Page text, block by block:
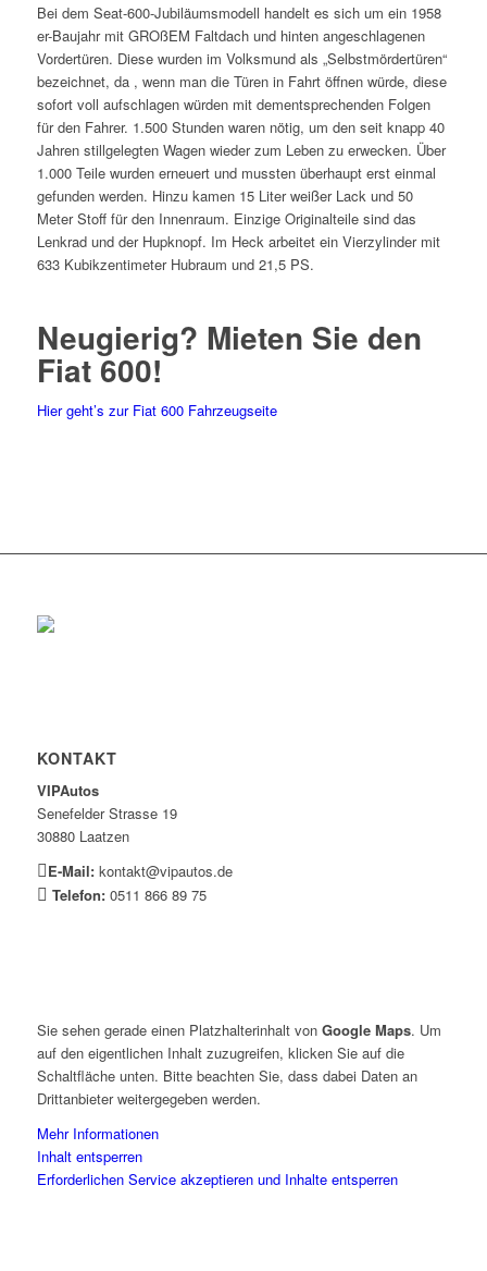
Bei dem Seat-600-Jubiläumsmodell handelt es sich um ein 1958
er-Baujahr mit GROßEM Faltdach und hinten angeschlagenen
Vordertüren. Diese wurden im Volksmund als „Selbstmördertüren“
bezeichnet, da , wenn man die Türen in Fahrt öffnen würde, diese
sofort voll aufschlagen würden mit dementsprechenden Folgen
für den Fahrer. 1.500 Stunden waren nötig, um den seit knapp 40
Jahren stillgelegten Wagen wieder zum Leben zu erwecken. Über
1.000 Teile wurden erneuert und mussten überhaupt erst einmal
gefunden werden. Hinzu kamen 15 Liter weißer Lack und 50
Meter Stoff für den Innenraum. Einzige Originalteile sind das
Lenkrad und der Hupknopf. Im Heck arbeitet ein Vierzylinder mit
633 Kubikzentimeter Hubraum und 21,5 PS.
Neugierig? Mieten Sie den
Fiat 600!
Hier geht’s zur Fiat 600 Fahrzeugseite
KONTAKT
VIPAutos
Senefelder Strasse 19
30880 Laatzen
E-Mail:kontakt@vipautos.de
Telefon:0511 866 89 75
Sie sehen gerade einen Platzhalterinhalt von Google Maps. Um
auf den eigentlichen Inhalt zuzugreifen, klicken Sie auf die
Schaltfläche unten. Bitte beachten Sie, dass dabei Daten an
Drittanbieter weitergegeben werden.
Mehr Informationen
Inhalt entsperren
Erforderlichen Service akzeptieren und Inhalte entsperren